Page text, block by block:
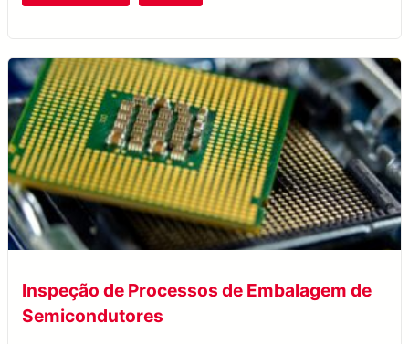
Inspeção de Processos de Embalagem de
Semicondutores